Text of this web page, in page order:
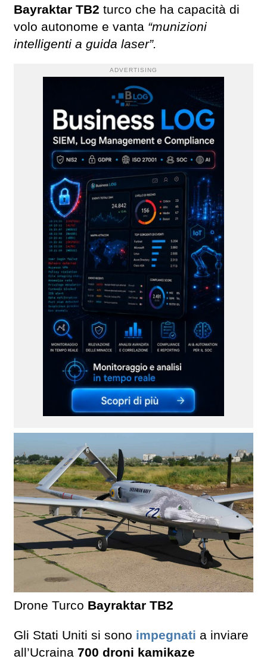
Bayraktar TB2 turco che ha capacità di
volo autonome e vanta “munizioni
intelligenti a guida laser”.
ADVERTISING
Drone Turco Bayraktar TB2
Gli Stati Uniti si sono impegnati a inviare
all’Ucraina 700 droni kamikaze